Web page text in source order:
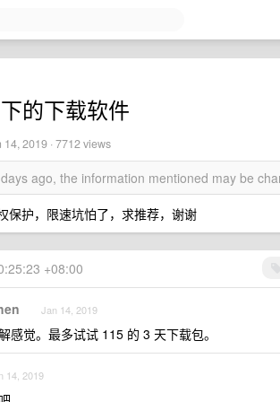
的下载软件
14, 2019 · 7712 views
ago, the information mentioned may be
保护，限速坑怕了，求推荐，谢谢
+08:00
Jan 14, 2019
感觉。最多试试 115 的 3 天下载包。
14, 2019